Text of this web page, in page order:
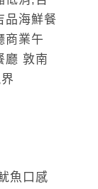
魚口感